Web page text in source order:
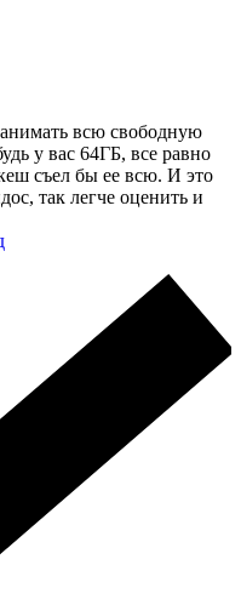
всю свободную
у вас 64ГБ, все равно
съел бы ее всю. И это
так легче оценить и